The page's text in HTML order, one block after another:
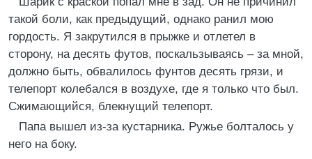
такой боли, как предыдущий, однако ранил мою
гордость. Я закрутился в прыжке и отлетел в
сторону, на десять футов, поскальзываясь – за мной,
должно быть, обвалилось фунтов десять грязи, и
телепорт колебался в воздухе, где я только что был.
Сжимающийся, блекнущий телепорт.
Папа вышел из-за кустарника. Ружье болталось у
него на боку.